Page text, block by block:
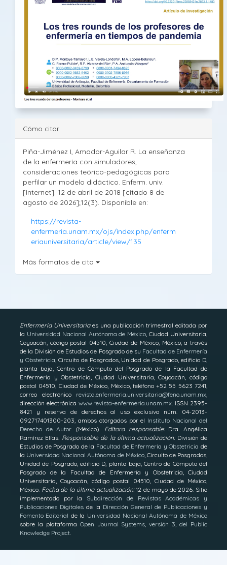
Cómo citar
Piña-Jiménez I, Amador-Aguilar R. La enseñanza
de la enfermería con simuladores,
consideraciones teórico-pedagógicas para
perfilar un modelo didáctico. Enferm. univ.
[Internet]. 12 de abril de 2018 [citado 8 de
agosto de 2026];12(3). Disponible en:
https://revista-
enfermeria.unam.mx/ojs/index.php/enferm
eriauniversitaria/article/view/135
Más formatos de cita
Enfermería Universitariaes una publicación trimestral editada por
la Universidad Nacional Autónoma de México , Ciudad Universitaria,
Coyoacán, código postal 04510, Ciudad de México, México, a través
de la División de Estudios de Posgrado de su Facultad de Enfermería
y Obstetricia , Circuito de Posgrados, Unidad de Posgrado, edifi­cio D,
planta baja, Centro de Cómputo del Posgrado de la Facultad de
Enfermería y Obstetricia, Ciudad Universitaria, Coyoacán, código
postal 04510, Ciudad de México, México, teléfono +52 55 5623 7241,
correo electrónico revista.enfermeria.universitaria@feno.unam.mx
dirección electrónica www.revista-enfermeria.unam.mx . ISSN 2395-
8421 y reserva de derechos al uso exclusivo núm. 04-2013-
092717401300-203, ambos otorgados por el Instituto Nacional del
Derecho de Autor (México). Editora responsable:Dra. Angélica
Ramírez Elías. Responsable de la última actualización:División de
Estudios de Posgrado de la Facultad de Enfermería y Obstetricia de
la Universidad Nacional Autónoma de México, Circuito de Posgrados,
Unidad de Posgrado, edifi­cio D, planta baja, Centro de Cómputo del
Posgrado de la Facultad de Enfermería y Obstetricia, Ciudad
Universitaria, Coyoacán, código postal 04510, Ciudad de México,
México. Fecha de la última actualización:12 de mayo de 2026. Sitio
implementado por la Subdirección de Revistas Académicas y
Publicaciones Digitales de la Dirección General de Publicaciones y
Fomento Editorial de la Universidad Nacional Autónoma de México
sobre la plataforma Open Journal Systems, versión 3, del Public
Knowledge Project